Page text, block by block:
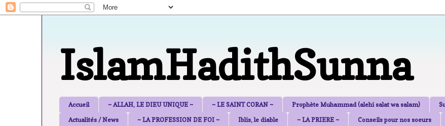
IslamHadithSunna
Accueil ~ ALLAH, LE DIEU UNIQUE ~ ~ LE SAINT CORAN ~ Prophète Muhammad (alehi salat wa salam)
Actualités / News ~ LA PROFESSION DE FOI ~ Iblis, le diable ~ LA PRIERE ~ Conseils pour nos soeurs